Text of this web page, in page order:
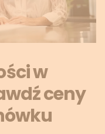
w
ceny